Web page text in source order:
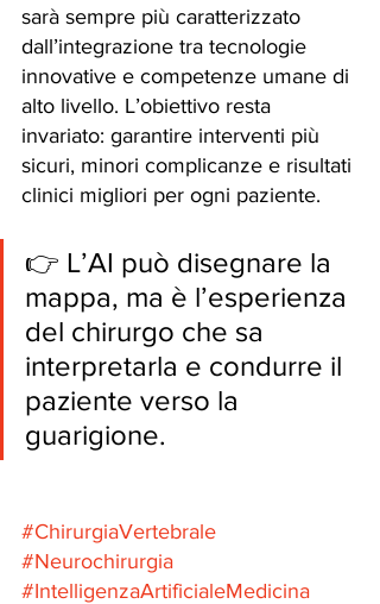
sarà sempre più caratterizzato
dall’integrazione tra tecnologie
innovative e competenze umane di
alto livello. L’obiettivo resta
invariato: garantire interventi più
sicuri, minori complicanze e risultati
clinici migliori per ogni paziente.
👉 L’AI può disegnare la
mappa, ma è l’esperienza
del chirurgo che sa
interpretarla e condurre il
paziente verso la
guarigione.
#ChirurgiaVertebrale
#Neurochirurgia
#IntelligenzaArtificialeMedicina